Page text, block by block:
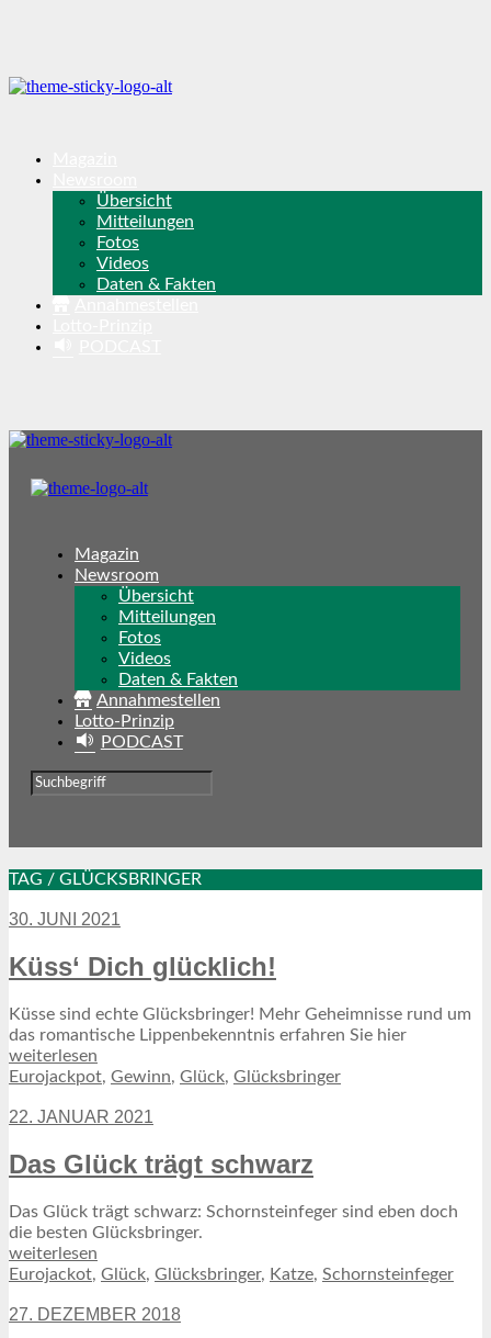
Übersicht
Mitteilungen
Fotos
Videos
Daten & Fakten
Magazin
Newsroom
Übersicht
Mitteilungen
Fotos
Videos
Daten & Fakten
Annahmestellen
Lotto-Prinzip
PODCAST
TAG / GLÜCKSBRINGER
30. JUNI 2021
Küss‘ Dich glücklich!
Küsse sind echte Glücksbringer! Mehr Geheimnisse rund um
das romantische Lippenbekenntnis erfahren Sie hier
weiterlesen
Eurojackpot, Gewinn, Glück, Glücksbringer
22. JANUAR 2021
Das Glück trägt schwarz
Das Glück trägt schwarz: Schornsteinfeger sind eben doch
die besten Glücksbringer.
weiterlesen
Eurojackot, Glück, Glücksbringer, Katze, Schornsteinfeger
27. DEZEMBER 2018